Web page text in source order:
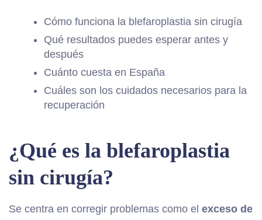
Cómo funciona la blefaroplastia sin cirugía
Qué resultados puedes esperar antes y
después
Cuánto cuesta en España
Cuáles son los cuidados necesarios para la
recuperación
¿Qué es la blefaroplastia
sin cirugía?
Se centra en corregir problemas como el exceso de